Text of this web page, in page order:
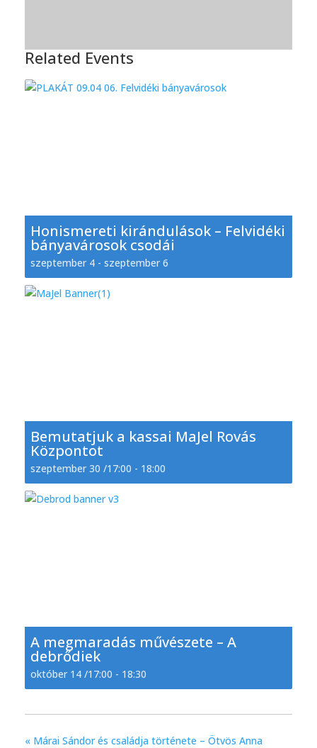
Related Events
Honismereti kirándulások – Felvidéki
bányavárosok csodái
szeptember 4 - szeptember 6
Bemutatjuk a kassai MaJel Rovás
Központot
szeptember 30 /17:00 - 18:00
A megmaradás művészete – A
debrődiek
október 14 /17:00 - 18:30
« Márai Sándor és családja története – Ötvös Anna